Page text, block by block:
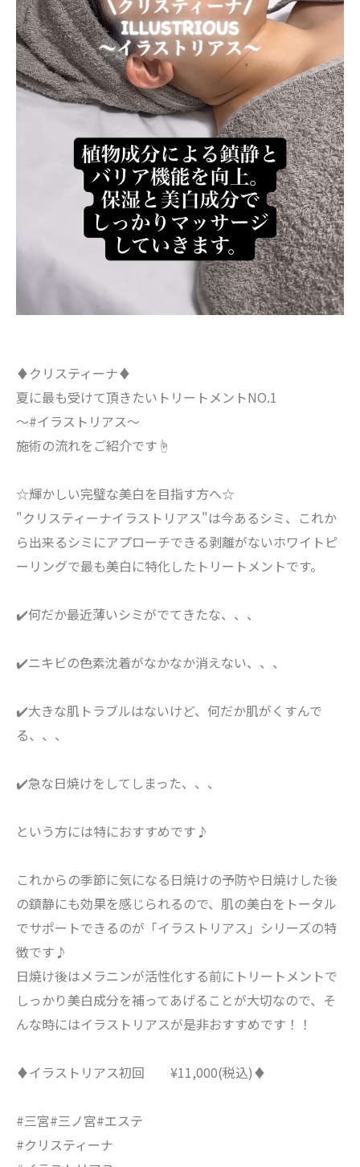
♦︎クリスティーナ♦︎
夏に最も受けて頂きたいトリートメントNO.1
〜#イラストリアス〜
施術の流れをご紹介です☝️
☆輝かしい完璧な美白を目指す方へ☆
"クリスティーナイラストリアス"は今あるシミ、これか
ら出来るシミにアプローチできる剥離がないホワイトピ
ーリングで最も美白に特化したトリートメントです。
✔️何だか最近薄いシミがでてきたな、、、
✔️ニキビの色素沈着がなかなか消えない、、、
✔️大きな肌トラブルはないけど、何だか肌がくすんで
る、、、
✔️急な日焼けをしてしまった、、、
という方には特におすすめです♪
これからの季節に気になる日焼けの予防や日焼けした後
の鎮静にも効果を感じられるので、肌の美白をトータル
でサポートできるのが「イラストリアス」シリーズの特
徴です♪
日焼け後はメラニンが活性化する前にトリートメントで
しっかり美白成分を補ってあげることが大切なので、そ
んな時にはイラストリアスが是非おすすめです！！
♦︎イラストリアス初回 ¥11,000(税込)♦︎
#三宮#三ノ宮#エステ
#クリスティーナ